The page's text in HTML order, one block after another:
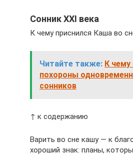
Сонник XXI века
К чему приснился Каша во
Читайте также: К чему
похороны
сонников
↑ к содержанию
Варить во сне кашу — к
хороший знак: планы,